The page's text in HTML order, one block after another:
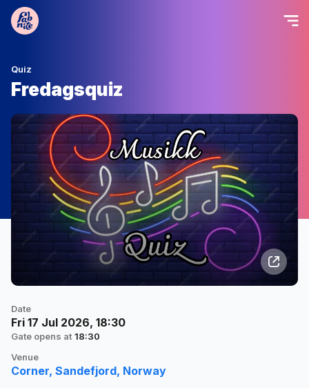
Quiz
Fredagsquiz
Date
Fri 17 Jul 2026, 18:30
Gate opens at 18:30
Venue
Corner, Sandefjord, Norway